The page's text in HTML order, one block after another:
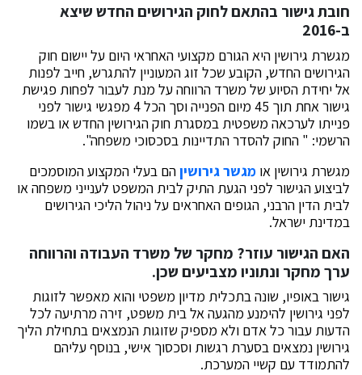
חובת גישור בהתאם לחוק הגירושים החדש שיצא
ב-2016
מגשרת גירושין היא הגורם מקצועי האחראי היום על יישום חוק
הגירושים החדש, הקובע שכל זוג המעוניין להתגרש, חייב לפנות
אל יחידת הסיוע של משרד הרווחה על מנת לעבור לפחות פגישת
גישור אחת תוך 45 מיום הפנייה וסך הכל 4 מפגשי גישור לפני
פנייתו לערכאה משפטית במסגרת חוק הגירושין החדש או בשמו
הרשמי: " החוק להסדר התדיינות בסכסוכי משפחה".
מגשרת גירושין או מגשר גירושיןהם בעלי המקצוע המוסמכים
לביצוע הגישור לפני הגעת התיק לבית המשפט לענייני משפחה או
לבית הדין הרבני, הגופים האחראים על ניהול הליכי הגירושים
במדינת ישראל.
האם הגישור עוזר? מחקר של משרד העבודה והרווחה
ערך מחקר ונתוניו מצביעים שכן.
גישור באופיו, שונה בתכלית מדיון משפטי והוא מאפשר לזוגות
לפני גירושין להימנע מהגעה אל בית משפט, זירה מרתיעה לכל
הדעות עבור כל אדם ולא מספיק שזוגות הנמצאים בתחילת הליך
גירושין נמצאים בסערת רגשות וסכסוך אישי, בנוסף עליהם
להתמודד עם קשיי המערכת.